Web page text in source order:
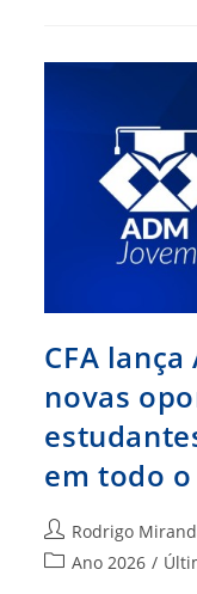
CFA
novas
em todo
Autor
do
Rodrigo
Categoria
Ano 2026 /